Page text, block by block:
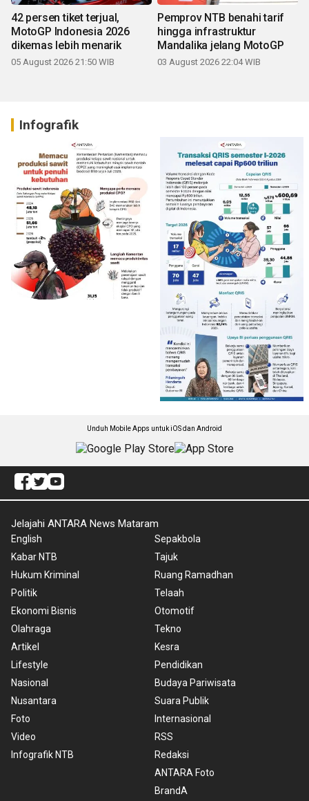
42 persen tiket terjual,
MotoGP Indonesia 2026
dikemas lebih menarik
05 August 2026 21:50 WIB
Pemprov NTB benahi tarif
hingga infrastruktur
Mandalika jelang MotoGP
03 August 2026 22:04 WIB
Infografik
Unduh Mobile Apps untuk iOS dan Android
Jelajahi ANTARA News Mataram
English
Kabar NTB
Hukum Kriminal
Politik
Ekonomi Bisnis
Olahraga
Artikel
Lifestyle
Nasional
Nusantara
Foto
Video
Infografik NTB
Sepakbola
Tajuk
Ruang Ramadhan
Telaah
Otomotif
Tekno
Kesra
Pendidikan
Budaya Pariwisata
Suara Publik
Internasional
RSS
Redaksi
ANTARA Foto
BrandA